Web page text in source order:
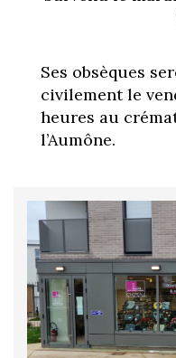
Ses obsèques
civilement le
heures au
l’Aumône.